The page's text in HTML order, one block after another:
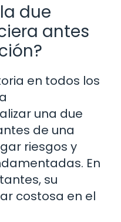
due
antes
en todos los
una due
de una
riesgos y
En
su
costosa en el